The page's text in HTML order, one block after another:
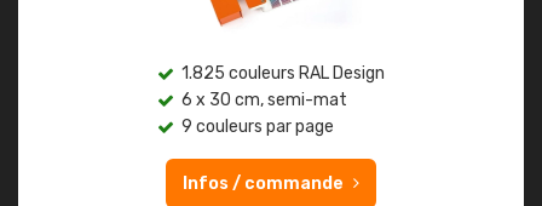
1.825 couleurs RAL Design
6 x 30 cm, semi-mat
9 couleurs par page
Infos / commande